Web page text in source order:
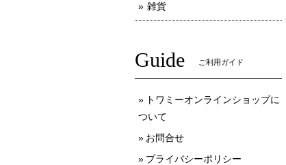
雑貨
Guide ご利用ガイド
トワミーオンラインショップに
ついて
お問合せ
プライバシーポリシー